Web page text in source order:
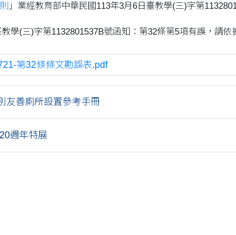
」業經教育部中華民國113年3月6日臺教學(三)字第
學(三)字第1132801537B號函知：第32條第5項有誤，請依
第32條條文勘誤表.pdf
友善廁所設置參考手冊
週年特展